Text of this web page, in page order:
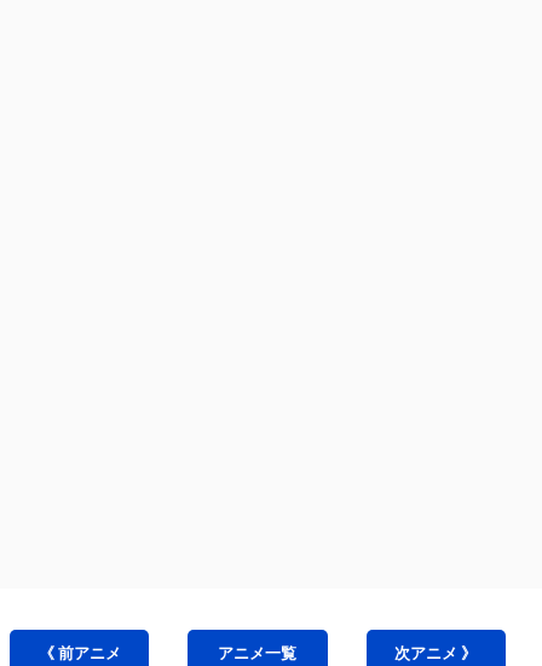
《 前アニメ アニメ一覧 次アニメ 》